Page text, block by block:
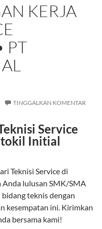
KERJA
PT
TINGGALKAN KOMENTAR
Service
Initial
Teknisi Service di
Anda lulusan SMK/SMA
teknis dengan
kesempatan ini. Kirimkan
bersama kami!